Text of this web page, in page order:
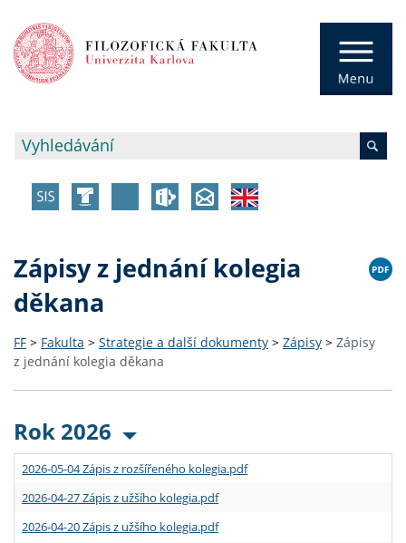
Zápisy z jednání kolegia
děkana
FF > Fakulta > Strategie a další dokumenty > Zápisy > Zápisy
z jednání kolegia děkana
Rok 2026
2026-05-04 Zápis z rozšířeného kolegia.pdf
2026-04-27 Zápis z užšího kolegia.pdf
2026-04-20 Zápis z užšího kolegia.pdf